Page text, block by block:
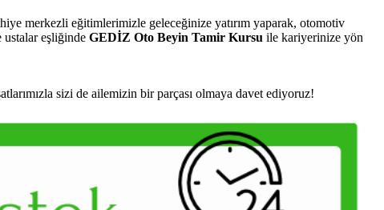
merkezli eğitimlerimizle geleceğinize yatırım yaparak, otomotiv
eşliğinde GEDİZ Oto Beyin Tamir Kursu ile kariyerinize yön
sizi de ailemizin bir parçası olmaya davet ediyoruz!